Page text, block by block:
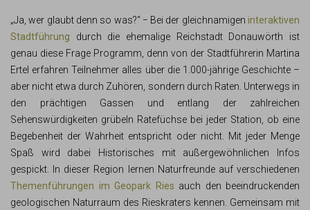
„Ja, wer glaubt denn so was?“ − Bei der gleichnamigen interaktiven
Stadtführung durch die ehemalige Reichstadt Donauwörth ist
genau diese Frage Programm, denn von der Stadtführerin Martina
Ertel erfahren Teilnehmer alles über die 1.000-jährige Geschichte –
aber nicht etwa durch Zuhören, sondern durch Raten. Unterwegs in
den prächtigen Gassen und entlang der zahlreichen
Sehenswürdigkeiten grübeln Ratefüchse bei jeder Station, ob eine
Begebenheit der Wahrheit entspricht oder nicht. Mit jeder Menge
Spaß wird dabei Historisches mit außergewöhnlichen Infos
gespickt. In dieser Region lernen Naturfreunde auf verschiedenen
Themenführungen im Geopark Ries auch den beeindruckenden
geologischen Naturraum des Rieskraters kennen. Gemeinsam mit